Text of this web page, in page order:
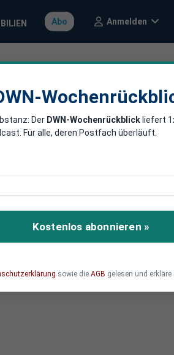
Abo Anmelden
Tabubruch
unklar,
Der DWN-Wochenrückblick liefert
Für alle, deren Postfach überläuft.
Kostenlos abonnieren »
sowie die AGB gelesen und